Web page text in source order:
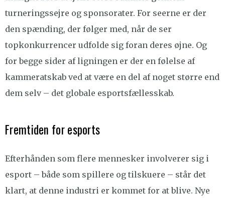
turneringssejre og sponsorater. For seerne er der
den spænding, der følger med, når de ser
topkonkurrencer udfolde sig foran deres øjne. Og
for begge sider af ligningen er der en følelse af
kammeratskab ved at være en del af noget større end
dem selv – det globale esportsfællesskab.
Fremtiden for esports
Efterhånden som flere mennesker involverer sig i
esport – både som spillere og tilskuere – står det
klart, at denne industri er kommet for at blive. Nye